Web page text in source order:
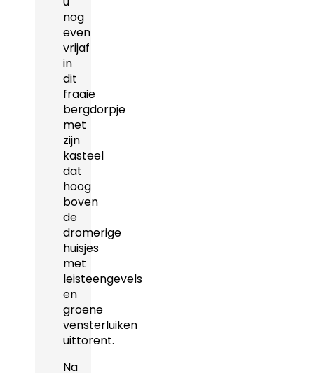
nog
even
vrijaf
in
dit
fraaie
bergdorpje
met
zijn
kasteel
dat
hoog
boven
de
dromerige
huisjes
met
leisteengevels
en
groene
vensterluiken
uittorent.
Na